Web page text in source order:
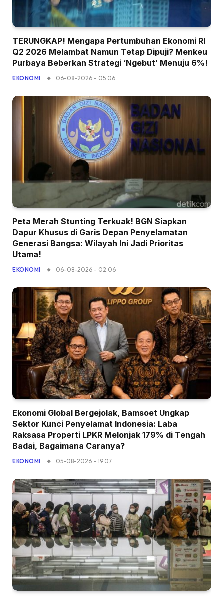
TERUNGKAP! Mengapa Pertumbuhan Ekonomi RI
Q2 2026 Melambat Namun Tetap Dipuji? Menkeu
Purbaya Beberkan Strategi ‘Ngebut’ Menuju 6%!
EKONOMI 06-08-2026 - 05.06
Peta Merah Stunting Terkuak! BGN Siapkan
Dapur Khusus di Garis Depan Penyelamatan
Generasi Bangsa: Wilayah Ini Jadi Prioritas
Utama!
EKONOMI 06-08-2026 - 02.06
Ekonomi Global Bergejolak, Bamsoet Ungkap
Sektor Kunci Penyelamat Indonesia: Laba
Raksasa Properti LPKR Melonjak 179% di Tengah
Badai, Bagaimana Caranya?
EKONOMI 05-08-2026 - 19.07